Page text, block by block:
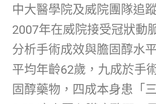
中大醫學院及威院團隊追
2007年在威院接受冠狀動
分析手術成效與膽固醇水
平均年齡62歲，九成於手
固醇藥物，四成本身患「